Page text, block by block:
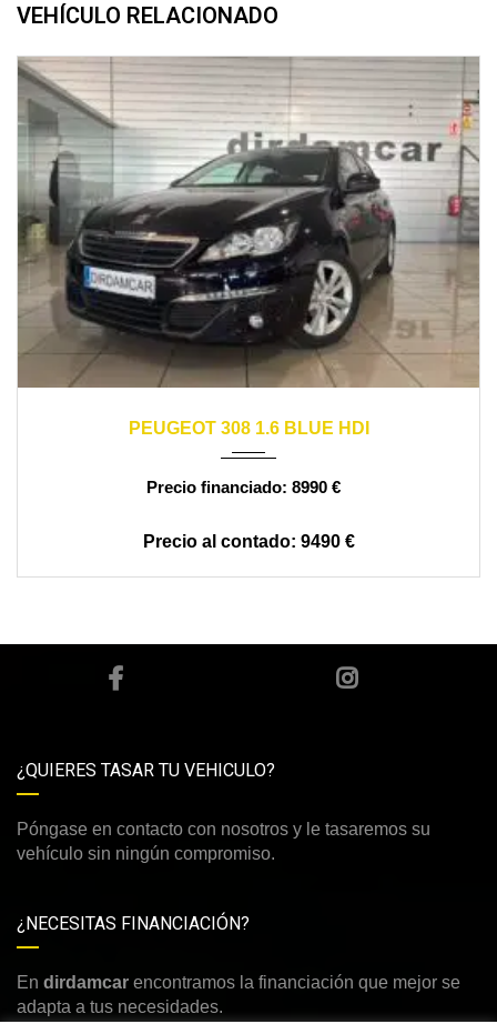
VEHÍCULO RELACIONADO
PEUGEOT 308 1.6 BLUE HDI
8990 €
9490 €
¿QUIERES TASAR TU VEHICULO?
Póngase en contacto con nosotros y le tasaremos su
vehículo sin ningún compromiso.
¿NECESITAS FINANCIACIÓN?
En dirdamcar encontramos la financiación que mejor se
adapta a tus necesidades.